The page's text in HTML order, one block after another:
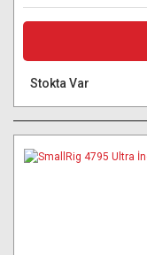
Stokta Var